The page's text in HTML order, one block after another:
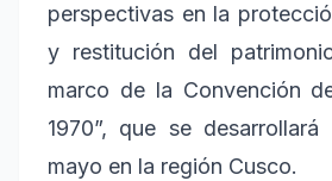
perspectivas en la
y restitución del
marco de la Convención
1970”, que se
mayo en la región Cusco.